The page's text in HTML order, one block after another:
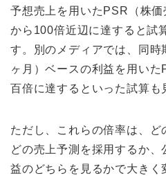
予想売上を用いたPSR（株
から100倍近辺に達すると試
す。別のメディアでは、同
ヶ月）ベースの利益を用い
百倍に達するといった試算も
ただし、これらの倍率は、ど
どの売上予測を採用するか、
益のどちらを見るかで大きく